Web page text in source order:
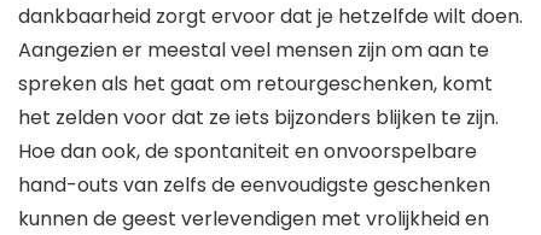
dankbaarheid zorgt ervoor dat je hetzelfde wilt doen.
Aangezien er meestal veel mensen zijn om aan te
spreken als het gaat om retourgeschenken, komt
het zelden voor dat ze iets bijzonders blijken te zijn.
Hoe dan ook, de spontaniteit en onvoorspelbare
hand-outs van zelfs de eenvoudigste geschenken
kunnen de geest verlevendigen met vrolijkheid en